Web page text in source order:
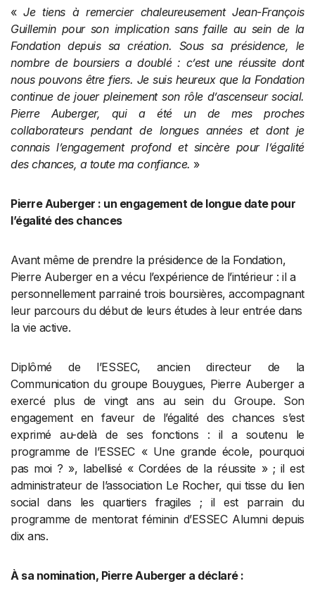
«Je tiens à remercier chaleureusement Jean-François
Guillemin pour son implication sans faille au sein de la
Fondation depuis sa création. Sous sa présidence, le
nombre de boursiers a doublé : c’est une réussite dont
nous pouvons être fiers. Je suis heureux que la Fondation
continue de jouer pleinement son rôle d’ascenseur social.
Pierre Auberger, qui a été un de mes proches
collaborateurs pendant de longues années et dont je
connais l’engagement profond et sincère pour l’égalité
des chances, a toute ma confiance. »
Pierre Auberger : un engagement de longue date pour
l’égalité des chances
Avant même de prendre la présidence de la Fondation,
Pierre Auberger en a vécu l’expérience de l’intérieur : il a
personnellement parrainé trois boursières, accompagnant
leur parcours du début de leurs études à leur entrée dans
la vie active.
Diplômé de l’ESSEC, ancien directeur de la
Communication du groupe Bouygues, Pierre Auberger a
exercé plus de vingt ans au sein du Groupe. Son
engagement en faveur de l’égalité des chances s’est
exprimé au-delà de ses fonctions : il a soutenu le
programme de l’ESSEC « Une grande école, pourquoi
pas moi ? », labellisé « Cordées de la réussite » ; il est
administrateur de l’association Le Rocher, qui tisse du lien
social dans les quartiers fragiles ; il est parrain du
programme de mentorat féminin d’ESSEC Alumni depuis
dix ans.
À sa nomination, Pierre Auberger a déclaré :